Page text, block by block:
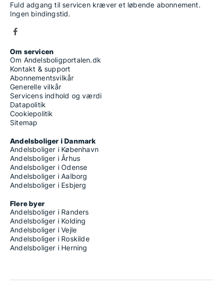
Fuld adgang til servicen kræver et løbende abonnement.
Ingen bindingstid.
Om servicen
Om Andelsboligportalen.dk
Kontakt & support
Abonnementsvilkår
Generelle vilkår
Servicens indhold og værdi
Datapolitik
Cookiepolitik
Sitemap
Andelsboliger i Danmark
Andelsboliger i København
Andelsboliger i Århus
Andelsboliger i Odense
Andelsboliger i Aalborg
Andelsboliger i Esbjerg
Flere byer
Andelsboliger i Randers
Andelsboliger i Kolding
Andelsboliger i Vejle
Andelsboliger i Roskilde
Andelsboliger i Herning